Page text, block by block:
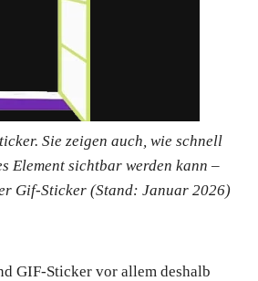
Sie zeigen auch, wie schnell
Element sichtbar werden kann –
Gif-Sticker (Stand: Januar 2026)
GIF-Sticker vor allem deshalb